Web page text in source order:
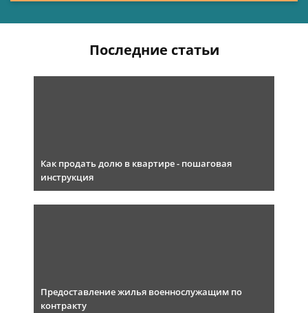
Последние статьи
Как продать долю в квартире - пошаговая
инструкция
Предоставление жилья военнослужащим по
контракту